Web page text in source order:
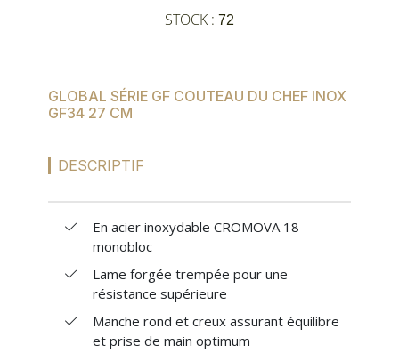
CONFIGURER LES
MES
CONFIGURATIONS
SUR-MESURE
STOCK : 72
GLOBAL SÉRIE GF COUTEAU DU CHEF INOX
GF34 27 CM
DESCRIPTIF
En acier inoxydable CROMOVA 18
monobloc
Lame forgée trempée pour une
résistance supérieure
Manche rond et creux assurant équilibre
et prise de main optimum